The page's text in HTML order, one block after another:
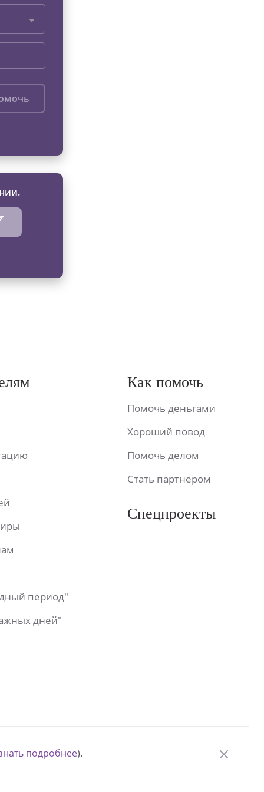
период"
дней"
Как помочь
Помочь деньгами
Хороший повод
Помочь делом
Стать партнером
Спецпроекты
подробнее).